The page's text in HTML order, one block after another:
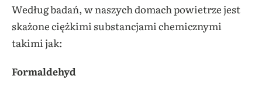
Według badań, w naszych domach powietrze jest
skażone ciężkimi substancjami chemicznymi
takimi jak:
Formaldehyd